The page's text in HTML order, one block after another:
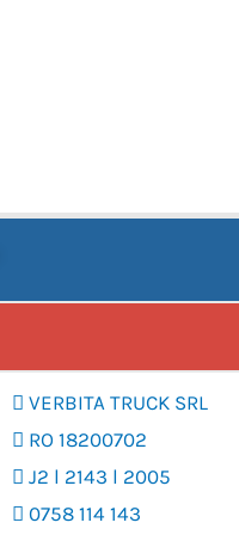
VERBITA TRUCK SRL
RO 18200702
J2 l 2143 l 2005
0758 114 143